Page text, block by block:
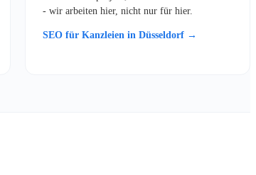
- wir arbeiten hier, nicht nur für hier.
SEO für Kanzleien in Düsseldorf →